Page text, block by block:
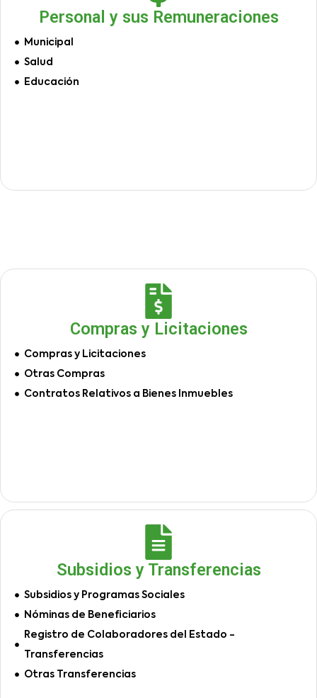
Personal y sus Remuneraciones
Municipal
Salud
Educación
Compras y Licitaciones
Compras y Licitaciones
Otras Compras
Contratos Relativos a Bienes Inmuebles
Subsidios y Transferencias
Subsidios y Programas Sociales
Nóminas de Beneficiarios
Registro de Colaboradores del Estado -
Transferencias
Otras Transferencias